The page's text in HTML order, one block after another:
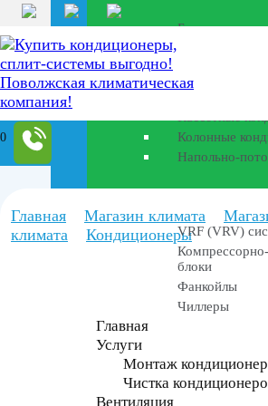
Перейти
содержанию
0
Бризеры
Колонные
Напольно-
Промышленные
VRF (VRV)
блоки
Фанкойлы
Чиллеры
Главная
Услуги
Монтаж
Чистка
Вентиляция
Главная Магазин климата
климата
Кондиционеры